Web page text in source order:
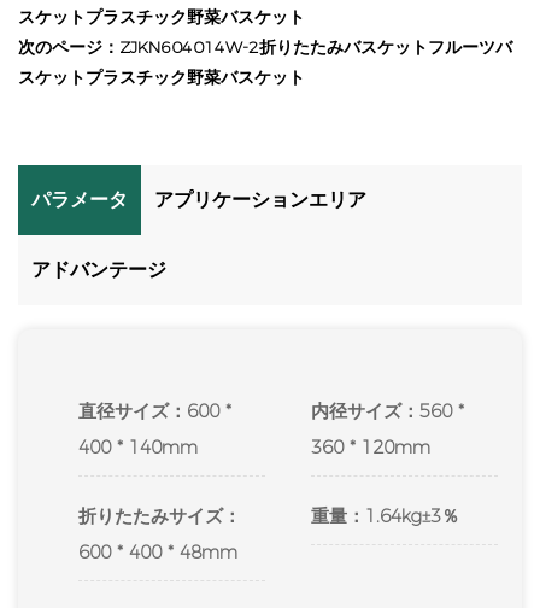
スケットプラスチック野菜バスケット
次のページ：ZJKN604014W-2折りたたみバスケットフルーツバ
スケットプラスチック野菜バスケット
パラメータ アプリケーションエリア
アドバンテージ
直径サイズ：600 *
400 * 140mm
内径サイズ：560 *
360 * 120mm
折りたたみサイズ：
600 * 400 * 48mm
重量：1.64kg±3％